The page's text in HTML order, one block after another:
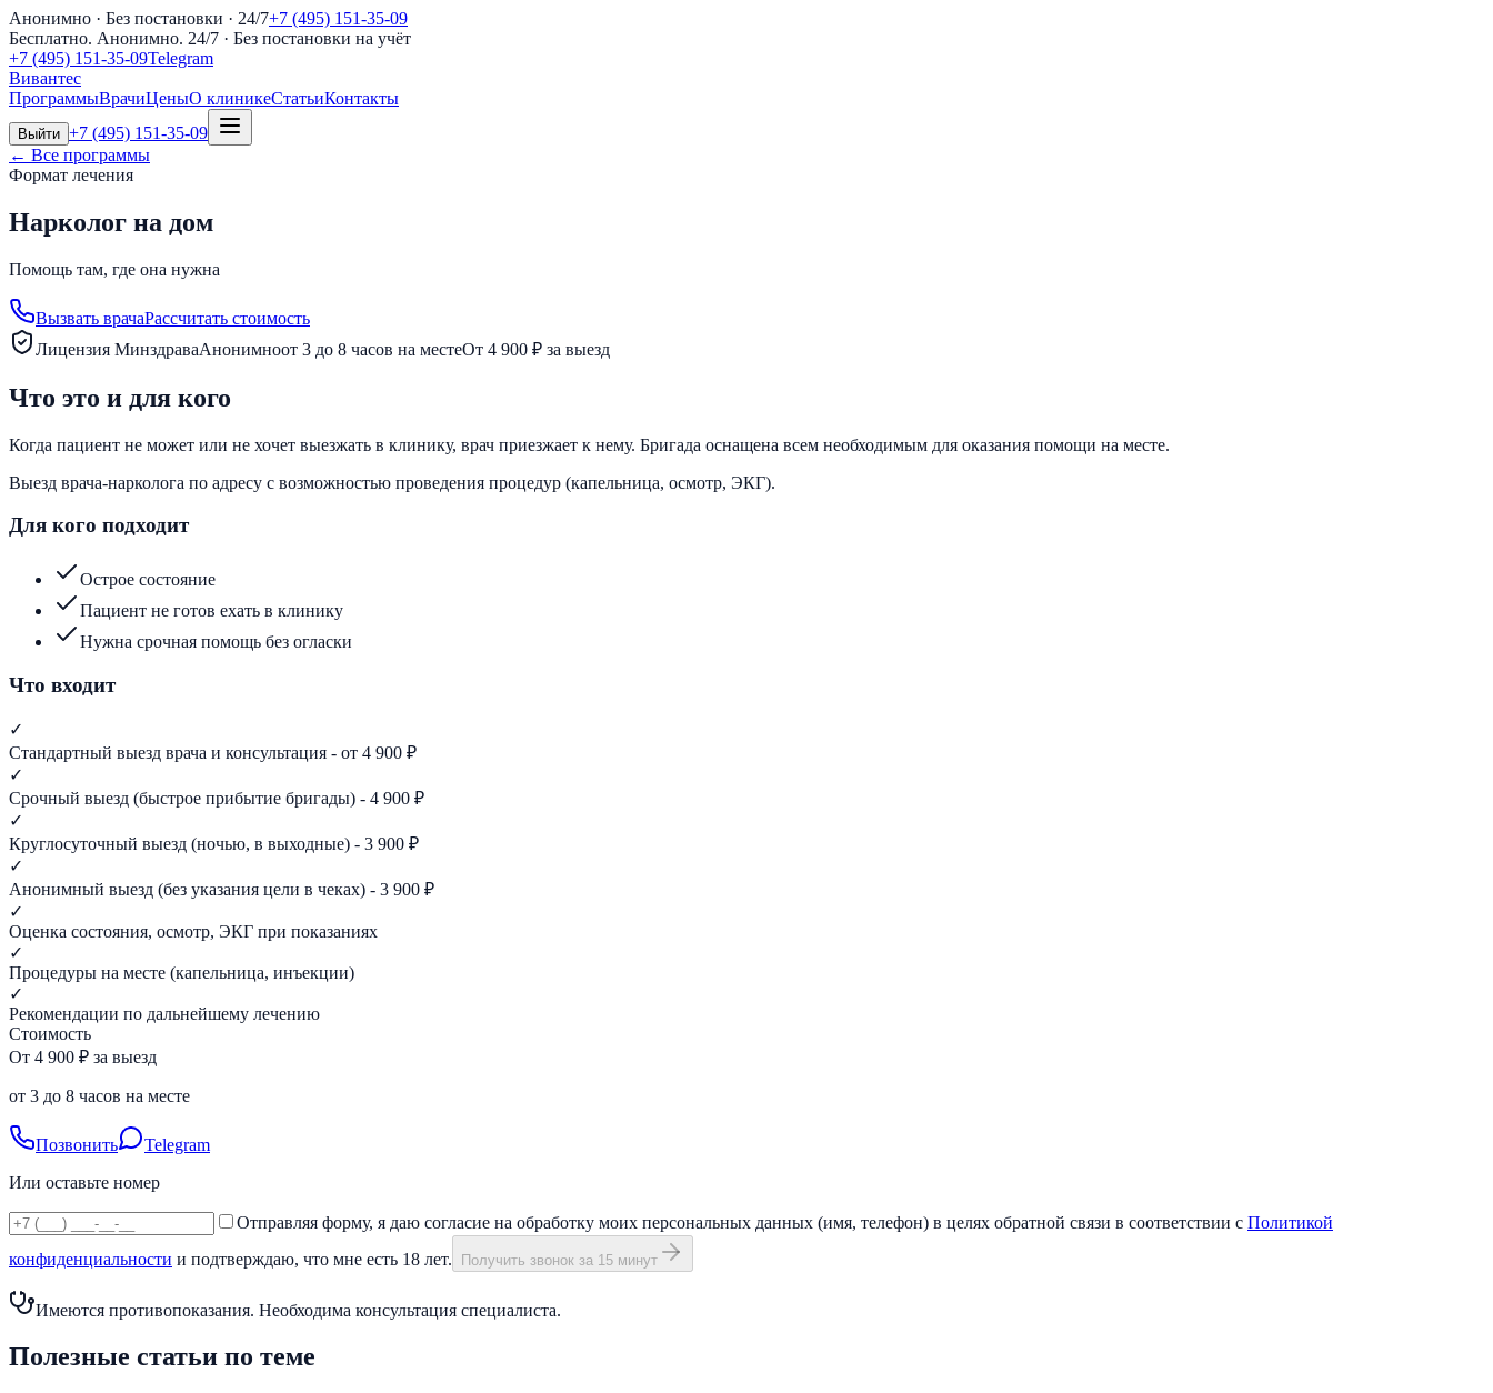
Анонимно · Без постановки · 24/7+7 (495) 151-35-09
Бесплатно. Анонимно. 24/7 · Без постановки на учёт
+7 (495) 151-35-09Telegram
Вивантес
ПрограммыВрачиЦеныО клиникеСтатьиКонтакты
Выйти +7 (495) 151-35-09
← Все программы
Формат лечения
Нарколог на дом
Помощь там, где она нужна
Вызвать врачаРассчитать стоимость
Лицензия МинздраваАнонимноот 3 до 8 часов на местеОт 4 900 ₽ за выезд
Что это и для кого
Когда пациент не может или не хочет выезжать в клинику, врач приезжает к нему. Бригада оснащена всем необходимым для оказания помощи на месте.
Выезд врача-нарколога по адресу с возможностью проведения процедур (капельница, осмотр, ЭКГ).
Для кого подходит
Острое состояние
Пациент не готов ехать в клинику
Нужна срочная помощь без огласки
Что входит
✓
Стандартный выезд врача и консультация - от 4 900 ₽
✓
Срочный выезд (быстрое прибытие бригады) - 4 900 ₽
✓
Круглосуточный выезд (ночью, в выходные) - 3 900 ₽
✓
Анонимный выезд (без указания цели в чеках) - 3 900 ₽
✓
Оценка состояния, осмотр, ЭКГ при показаниях
✓
Процедуры на месте (капельница, инъекции)
✓
Рекомендации по дальнейшему лечению
Стоимость
От 4 900 ₽ за выезд
от 3 до 8 часов на месте
Позвонить
Telegram
Или оставьте номер
Отправляя форму, я даю согласие на обработку моих персональных данных (имя, телефон) в целях обратной связи в соответствии с Политикой
конфиденциальности и подтверждаю, что мне есть 18 лет. Получить звонок за 15 минут
Имеются противопоказания. Необходима консультация специалиста.
Полезные статьи по теме